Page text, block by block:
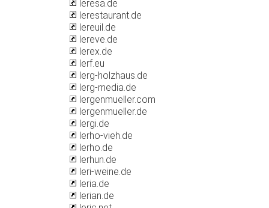
leresa.de
lerestaurant.de
lereuil.de
lereve.de
lerex.de
lerf.eu
lerg-holzhaus.de
lerg-media.de
lergenmueller.com
lergenmueller.de
lergi.de
lerho-vieh.de
lerho.de
lerhun.de
leri-weine.de
leria.de
lerian.de